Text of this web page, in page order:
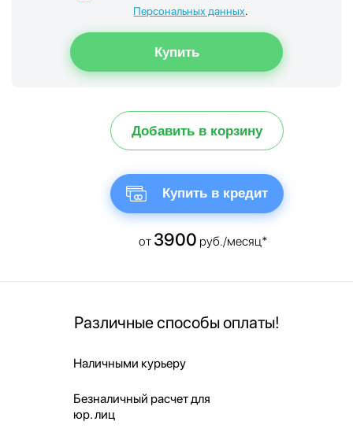
Персональных данных.
Добавить в корзину
Купить в кредит
от 3900 руб./месяц*
Различные способы оплаты!
Наличными курьеру
Безналичный расчет для
юр. лиц